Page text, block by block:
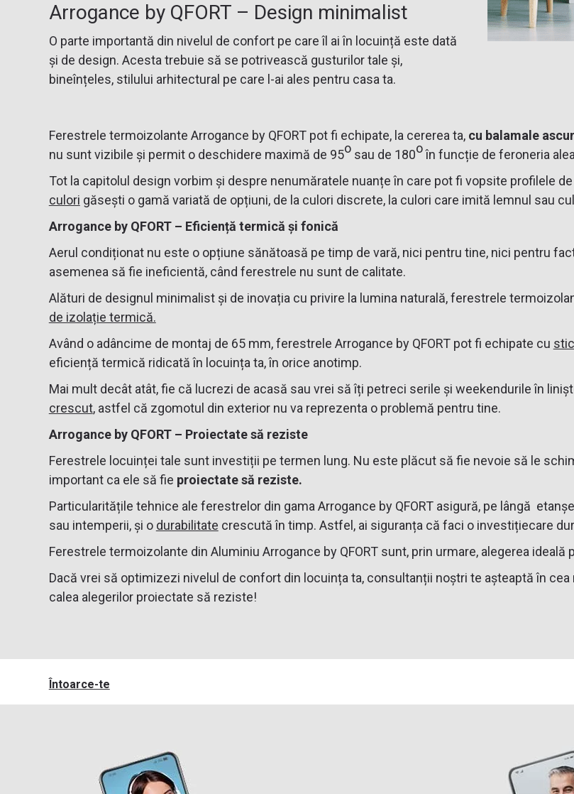
Arrogance by QFORT – Design minimalist
O parte importantă din nivelul de confort pe care îl ai în locuință este dată
și de design. Acesta trebuie să se potrivească gusturilor tale și,
bineînțeles, stilului arhitectural pe care l-ai ales pentru casa ta.
Ferestrele termoizolante Arrogance by QFORT pot fi echipate, la cererea ta, cu balamale
nu sunt vizibile și permit o deschidere maximă de 95osau de 180oîn funcție de feroneria
Tot la capitolul design vorbim și despre nenumăratele nuanțe în care pot fi vopsite profilele
culori găsești o gamă variată de opțiuni, de la culori discrete, la culori care imită lemnul sau
Arrogance by QFORT – Eficiență termică și fonică
Aerul condiționat nu este o opțiune sănătoasă pe timp de vară, nici pentru tine, nici pentru
asemenea să fie ineficientă, când ferestrele nu sunt de calitate.
Alături de designul minimalist și de inovația cu privire la lumina naturală, ferestrele
de izolație termică.
Având o adâncime de montaj de 65 mm, ferestrele Arrogance by QFORT pot fi echipate cu
eficiență termică ridicată în locuința ta, în orice anotimp.
Mai mult decât atât, fie că lucrezi de acasă sau vrei să îți petreci serile și weekendurile în
crescut, astfel că zgomotul din exterior nu va reprezenta o problemă pentru tine.
Arrogance by QFORT – Proiectate să reziste
Ferestrele locuinței tale sunt investiții pe termen lung. Nu este plăcut să fie nevoie să le
important ca ele să fie proiectate să reziste.
Particularitățile tehnice ale ferestrelor din gama Arrogance by QFORT asigură, pe lângă
sau intemperii, și o durabilitate crescută în timp. Astfel, ai siguranța că faci o investițiecare
Ferestrele termoizolante din Aluminiu Arrogance by QFORT sunt, prin urmare, alegerea ideală
Dacă vrei să optimizezi nivelul de confort din locuința ta, consultanții noștri te așteaptă în cea
calea alegerilor proiectate să reziste!
Întoarce-te